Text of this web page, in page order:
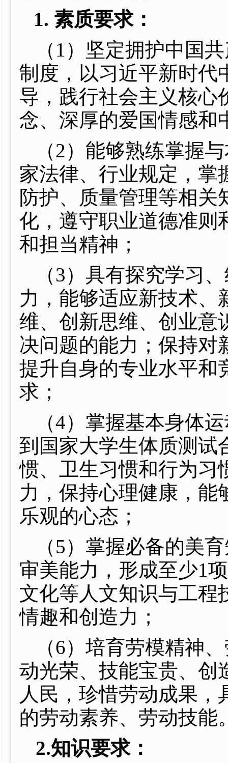
1. 素质要求：
（ 1 ）坚定拥护中国
制度，以习近平新时代
导，践行社会主义核心
念、深厚的爱国情感和
（2）能够熟练掌握
家法律、行业规定，掌
防护、质量管理等相
化，遵守职业道德准则
和担当精神；
（3）具有探究学习
力，能够适应新技术、
维、创新思维、创业意
决问题的能力；保持对
提升自身的专业水平和
求；
（4）掌握基本身体
到国家大学生体质测试
惯、卫生习惯和行为习
力，保持心理健康，能
乐观的心态；
（5）掌握必备的美
审美能力，形成至少1
文化等人文知识与工程
情趣和创造力；
（6）培育劳模精神
动光荣、技能宝贵、创
人民，珍惜劳动成果
的劳动素养、劳动技能
2.知识要求：